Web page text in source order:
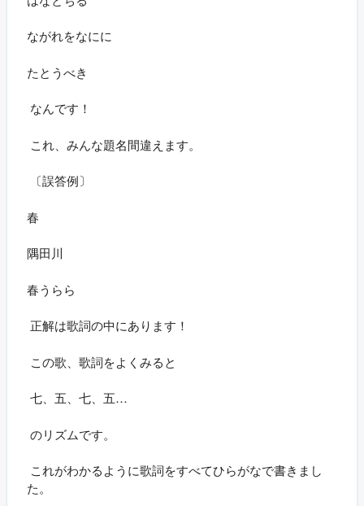
ながれをなにに
たとうべき
なんです！
これ、みんな題名間違えます。
〔誤答例〕
春
隅田川
春うらら
正解は歌詞の中にあります！
この歌、歌詞をよくみると
七、五、七、五…
のリズムです。
これがわかるように歌詞をすべてひらがなで書きまし
た。